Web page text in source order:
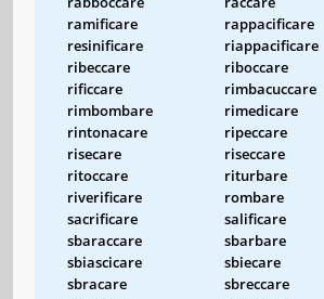
ramificare
rappacificare
resinificare
riappacificare
ribeccare
riboccare
rificcare
rimbacuccare
rimbombare
rimedicare
rintonacare
ripeccare
risecare
riseccare
ritoccare
riturbare
riverificare
rombare
sacrificare
salificare
sbaraccare
sbarbare
sbiascicare
sbiecare
sbracare
sbreccare